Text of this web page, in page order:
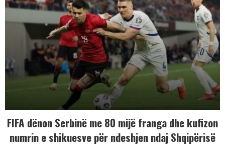
FIFA dënon Serbinë me 80 mijë franga dhe kufizon
numrin e shikuesve për ndeshjen ndaj Shqipërisë